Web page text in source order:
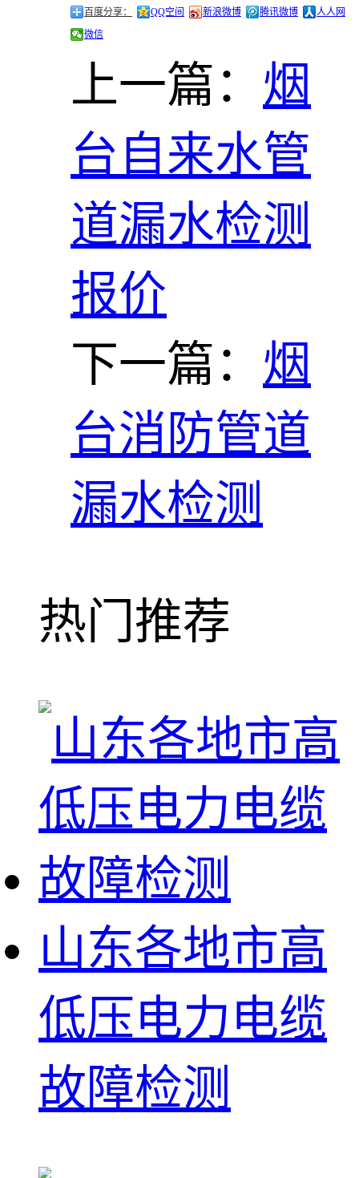
百度分享： QQ空间 新浪微博 腾讯微博
人人网
微信
上一篇： 烟
台自来水管
道漏水检测
报价
下一篇： 烟
台消防管道
漏水检测
热门推荐
山东各地市高
低压电力电缆
故障检测